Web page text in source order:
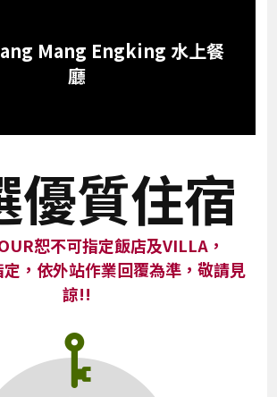
Mang Engking 水上餐
廳
優質住宿
恕不可指定飯店及VILLA，
，依外站作業回覆為準，敬請見
諒!!